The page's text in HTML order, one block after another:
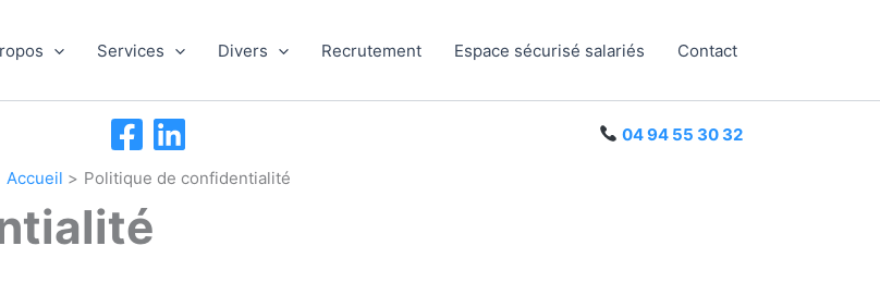
Services Divers Recrutement Espace sécurisé salariés Contact
04 94 55 30 32
Accueil Politique de confidentialité